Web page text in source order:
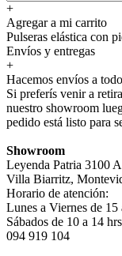
+
Agregar a mi carrito
Pulseras elástica con
Envíos y entregas
+
Hacemos envíos a
Si preferís venir a
nuestro showroom
pedido está listo para
Showroom
Leyenda Patria 3100
Villa Biarritz,
Horario de atención:
Lunes a Viernes de 15
Sábados de 10 a 14
094 919 104